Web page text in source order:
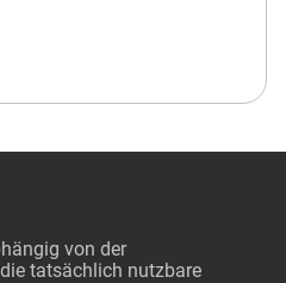
von der
tatsächlich nutzbare